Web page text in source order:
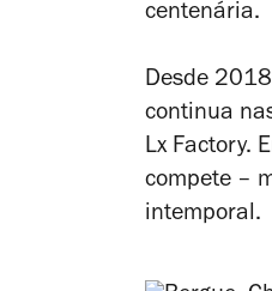
centenária.
Desde
continua
Lx Factory.
compete –
intemporal.